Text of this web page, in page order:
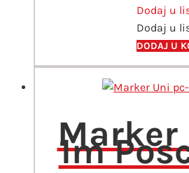
rozi
Dodaj u
Dodaj u
DODAJ U
Marker
1m